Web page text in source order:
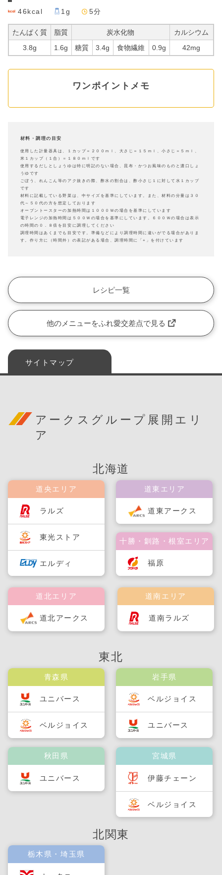
46kcal 1g 5分
たんぱく質 脂質 炭水化物
カルシウム
3.8g
1.6g 糖質 3.4g 食物繊維 0.9g 42mg
ワンポイントメモ
材料・調理の目安
使用した計量器具は、１カップ＝２００ｍｌ、大さじ＝１５ｍｌ、小さじ＝５ｍｌ、
米１カップ（１合）＝１８０ｍｌです
使用するだしとしょうゆは特に明記のない場合、昆布・かつお風味のものと濃口しょ
うゆです
ごぼう、れんこん等のアク抜きの際、酢水の割合は、酢小さじ１に対して水１カップ
です
材料に記載している野菜は、中サイズを基準にしています。また、材料の分量は３０
代～５０代の方を想定しております
オーブントースターの加熱時間は１０００Ｗの場合を基準にしています
電子レンジの加熱時間は５００Ｗの場合を基準にしています。６００Ｗの場合は表示
の時間の０．８倍を目安に調理してください
調理時間はあくまでも目安です。準備などにより調理時間に違いがでる場合がありま
す。作り方に（時間外）の表記がある場合、調理時間に「+」を付けています
レシピ一覧
他のメニューをふれ愛交差点で見る
サイトマップ
アークスグループ展開エリ
ア
北海道
道央エリア
ラルズ
東光ストア
エルディ
道南エリア
道南ラルズ
道北エリア
道北アークス
道東エリア
道東アークス
十勝・釧路・根室エリア
福原
東北
青森県
ユニバース
ベルジョイス
秋田県
ユニバース
岩手県
ベルジョイス
ユニバース
宮城県
伊藤チェーン
ベルジョイス
北関東
栃木県・埼玉県